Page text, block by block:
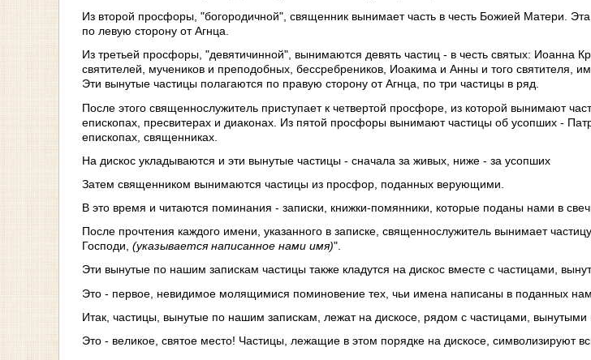
Из второй просфоры, "богородичной", священник вынимает часть в честь Божией Матери.
по левую сторону от Агнца.
Из третьей просфоры, "девятичинной", вынимаются девять частиц - в честь святых: Иоанна
святителей, мучеников и преподобных, бессребреников, Иоакима и Анны и того святителя,
Эти вынутые частицы полагаются по правую сторону от Агнца, по три частицы в ряд.
После этого священнослужитель приступает к четвертой просфоре, из которой вынимают
епископах, пресвитерах и диаконах. Из пятой просфоры вынимают частицы об усопших -
епископах, священниках.
На дискос укладываются и эти вынутые частицы - сначала за живых, ниже - за усопших
Затем священником вынимаются частицы из просфор, поданных верующими.
В это время и читаются поминания - записки, книжки-помянники, которые поданы нами в
После прочтения каждого имени, указанного в записке, священнослужитель вынимает
Господи, (указывается написанное нами имя)".
Эти вынутые по нашим запискам частицы также кладутся на дискос вместе с частицами,
Это - первое, невидимое молящимися поминовение тех, чьи имена написаны в поданных
Итак, частицы, вынутые по нашим запискам, лежат на дискосе, рядом с частицами,
Это - великое, святое место! Частицы, лежащие в этом порядке на дискосе, символизируют